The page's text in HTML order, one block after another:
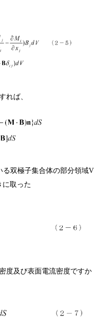
れば、
る双極子集合体の部分領域V
に取った
度及び表面電流密度ですか